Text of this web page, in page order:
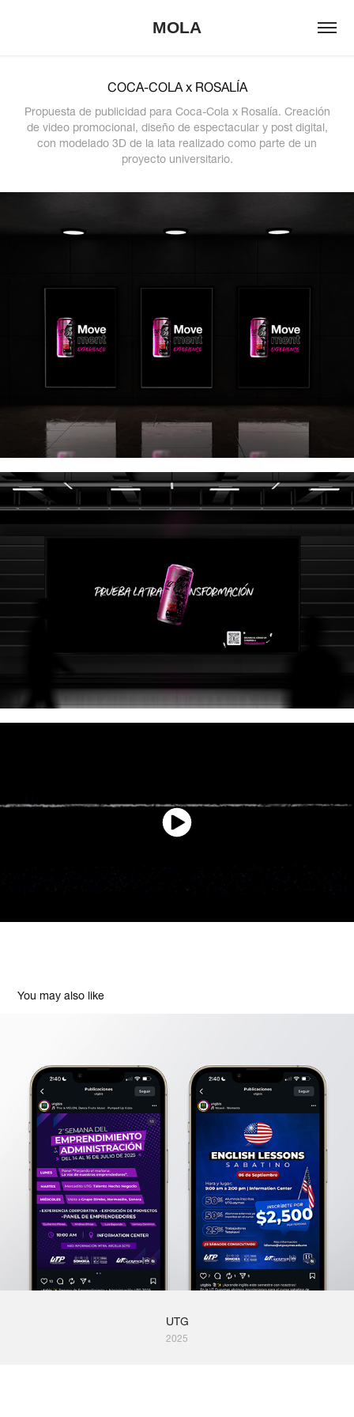
MOLA
COCA-COLA x ROSALÍA
Propuesta de publicidad para Coca-Cola x Rosalía. Creación
de video promocional, diseño de espectacular y post digital,
con modelado 3D de la lata realizado como parte de un
proyecto universitario.
You may also like
UTG
2025